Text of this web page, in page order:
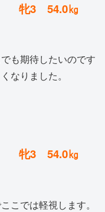
牝3 54.0㎏
も期待したいのです
なりました。
牝3 54.0㎏
こでは軽視します。